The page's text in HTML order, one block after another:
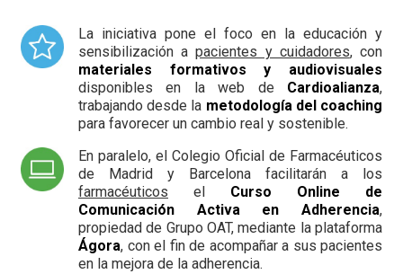
La iniciativa pone el foco en la educación y
sensibilización apacientes y cuidadores, con
materiales formativos y audiovisuales
disponibles en la web de Cardioalianza,
trabajando desde la metodología del coaching
para favorecer un cambio real y sostenible.
En paralelo, el Colegio Oficial de Farmacéuticos
de Madrid y Barcelona facilitarán a los
farmacéuticos el Curso Online de
Comunicación Activa en Adherencia,
propiedad de Grupo OAT, mediante la plataforma
Ágora, con el fin de acompañar a sus pacientes
en la mejora de la adherencia.